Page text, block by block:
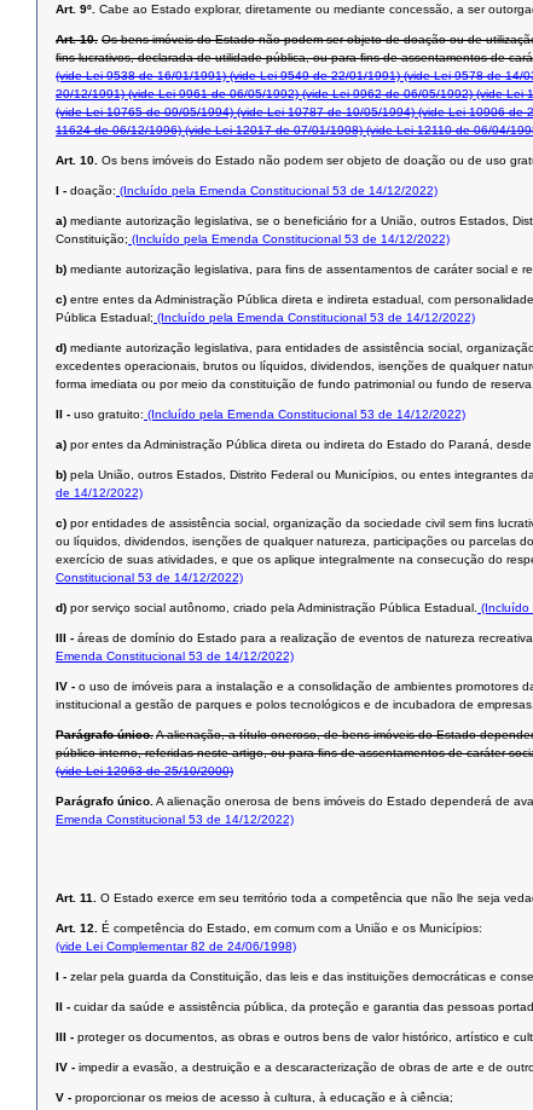
Art. 9º. Cabe ao Estado explorar, diretamente ou mediante concessão, a ser
Art. 10. Os bens imóveis do Estado não podem ser objeto de doação ou de
ﬁns lucrativos, declarada de utilidade pública, ou para ﬁns de assentamentos de
(vide Lei 9538 de 16/01/1991)(vide Lei 9549 de 22/01/1991)(vide Lei 9578 de 14/
20/12/1991)(vide Lei 9961 de 06/05/1992)(vide Lei 9962 de 06/05/1992)(vide Lei
(vide Lei 10765 de 09/05/1994)(vide Lei 10787 de 10/05/1994)(vide Lei 10906 de
11624 de 06/12/1996)(vide Lei 12017 de 07/01/1998)(vide Lei 12110 de 06/04/
Art. 10. Os bens imóveis do Estado não podem ser objeto de doação ou de uso
I - doação: (Incluído pela Emenda Constitucional 53 de 14/12/2022)
a) mediante autorização legislativa, se o beneficiário for a União, outros Estados,
Constituição; (Incluído pela Emenda Constitucional 53 de 14/12/2022)
b) mediante autorização legislativa, para fins de assentamentos de caráter social e
c) entre entes da Administração Pública direta e indireta estadual, com
Pública Estadual; (Incluído pela Emenda Constitucional 53 de 14/12/2022)
d) mediante autorização legislativa, para entidades de assistência social,
excedentes operacionais, brutos ou líquidos, dividendos, isenções de qualquer
forma imediata ou por meio da constituição de fundo patrimonial ou fundo de
II - uso gratuito: (Incluído pela Emenda Constitucional 53 de 14/12/2022)
a) por entes da Administração Pública direta ou indireta do Estado do Paraná,
b) pela União, outros Estados, Distrito Federal ou Municípios, ou entes integrantes
de 14/12/2022)
c) por entidades de assistência social, organização da sociedade civil sem fins
ou líquidos, dividendos, isenções de qualquer natureza, participações ou parcelas
exercício de suas atividades, e que os aplique integralmente na consecução do
Constitucional 53 de 14/12/2022)
d) por serviço social autônomo, criado pela Administração Pública Estadual. (Incluído
III - áreas de domínio do Estado para a realização de eventos de natureza
Emenda Constitucional 53 de 14/12/2022)
IV - o uso de imóveis para a instalação e a consolidação de ambientes promotores
institucional a gestão de parques e polos tecnológicos e de incubadora de
Parágrafo único.A alienação, a título oneroso, de bens imóveis do Estado
público interno, referidas neste artigo, ou para ﬁns de assentamentos de caráter
(vide Lei 12963 de 25/10/2000)
Parágrafo único. A alienação onerosa de bens imóveis do Estado dependerá de
Emenda Constitucional 53 de 14/12/2022)
Art. 11. O Estado exerce em seu território toda a competência que não lhe seja
Art. 12.
É competência do Estado, em comum com a União e os Municípios:
(vide Lei Complementar 82 de 24/06/1998)
I - zelar pela guarda da Constituição, das leis e das instituições democráticas e
II - cuidar da saúde e assistência pública, da proteção e garantia das pessoas
III - proteger os documentos, as obras e outros bens de valor histórico, artístico e
IV - impedir a evasão, a destruição e a descaracterização de obras de arte e de
V - proporcionar os meios de acesso à cultura, à educação e à ciência;